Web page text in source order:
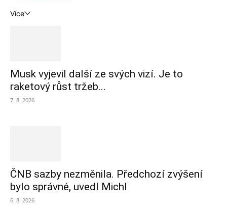
Více
Musk vyjevil další ze svých vizí. Je to
raketový růst tržeb...
7. 8. 2026
ČNB sazby nezměnila. Předchozí zvýšení
bylo správné, uvedl Michl
6. 8. 2026